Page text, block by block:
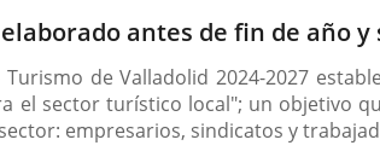
antes de fin de año
Turismo de Valladolid 2024-2027
el sector turístico local"; un objetivo
empresarios, sindicatos y